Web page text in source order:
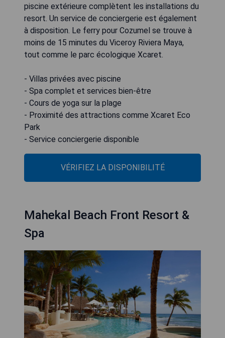
piscine extérieure complètent les installations du
resort. Un service de conciergerie est également
à disposition. Le ferry pour Cozumel se trouve à
moins de 15 minutes du Viceroy Riviera Maya,
tout comme le parc écologique Xcaret.
- Villas privées avec piscine
- Spa complet et services bien-être
- Cours de yoga sur la plage
- Proximité des attractions comme Xcaret Eco
Park
- Service conciergerie disponible
VÉRIFIEZ LA DISPONIBILITÉ
Mahekal Beach Front Resort &
Spa